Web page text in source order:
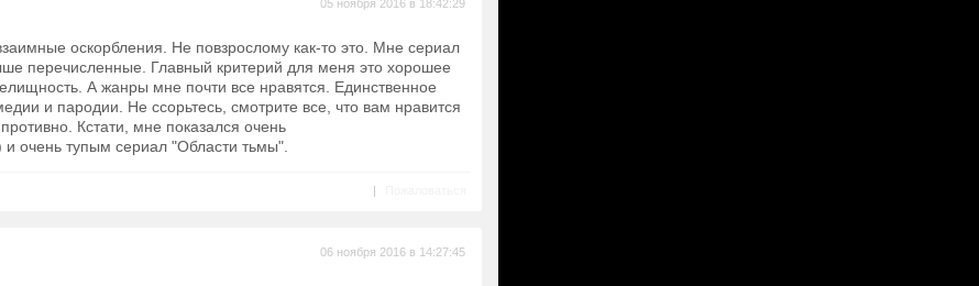
05 ноября 2016 в 18:42:29
оскорбления. Не повзрослому как-то это. Мне сериал
перечисленные. Главный критерий для меня это хорошее
А жанры мне почти все нравятся. Единственное
и пародии. Не ссорьтесь, смотрите все, что вам нравится
Кстати, мне показался очень
очень тупым сериал "Области тьмы".
|
06 ноября 2016 в 14:27:45